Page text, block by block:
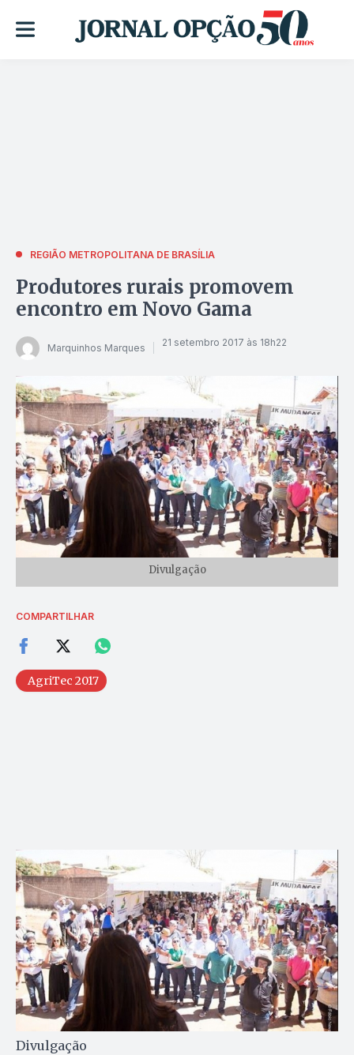
REGIÃO METROPOLITANA DE BRASÍLIA
Produtores rurais promovem
encontro em Novo Gama
Marquinhos Marques 21 setembro 2017 às 18h22
Divulgação
COMPARTILHAR
AgriTec 2017
Divulgação